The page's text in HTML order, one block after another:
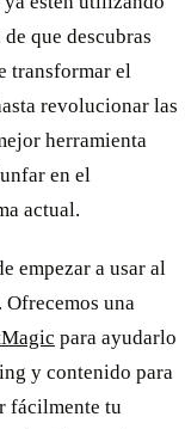
que descubras
transformar el
revolucionar las
herramienta
en el
actual.
empezar a usar al
una
para ayudarlo
y contenido para
fácilmente tu